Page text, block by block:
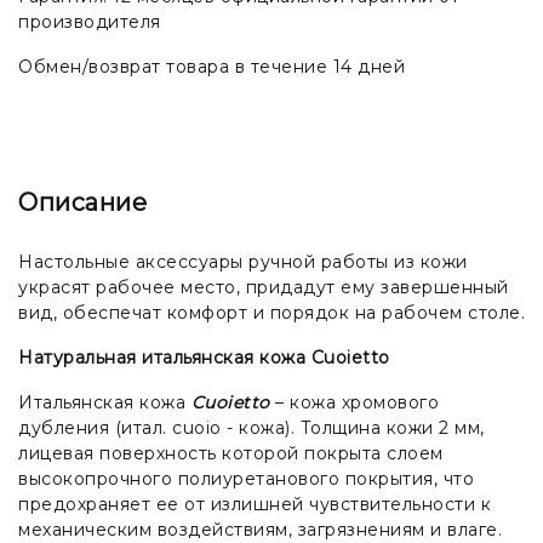
производителя
Обмен/возврат товара в течение 14 дней
Описание
Настольные аксессуары ручной работы из кожи
украсят рабочее место, придадут ему завершенный
вид, обеспечат комфорт и порядок на рабочем столе.
Натуральная итальянская кожа Cuoietto
Итальянская кожа Cuoietto– кожа хромового
дубления (итал. cuoio - кожа). Толщина кожи 2 мм,
лицевая поверхность которой покрыта слоем
высокопрочного полиуретанового покрытия, что
предохраняет ее от излишней чувствительности к
механическим воздействиям, загрязнениям и влаге.